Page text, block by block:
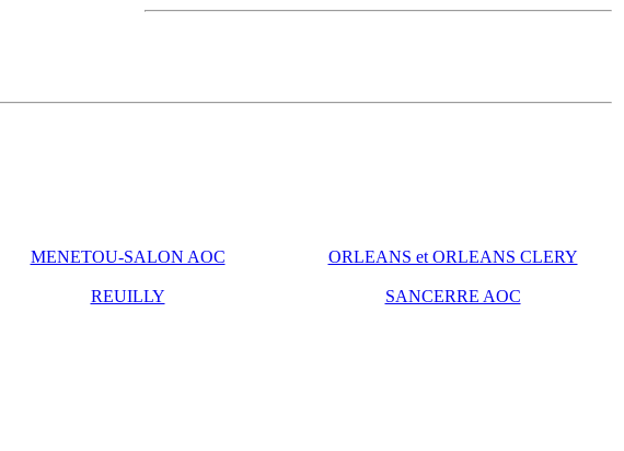
MENETOU-SALON AOC ORLEANS et ORLEANS CLERY
REUILLY SANCERRE AOC